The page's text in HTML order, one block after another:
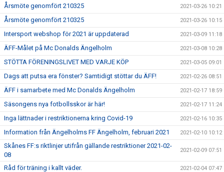
Årsmöte genomfört 210325 2021-03-26 10:21
Årsmöte genomfört 210325 2021-03-26 10:15
Intersport webshop för 2021 är uppdaterad 2021-03-09 11:18
ÄFF-Målet på Mc Donalds Ängelholm 2021-03-08 10:28
STÖTTA FÖRENINGSLIVET MED VARJE KÖP 2021-03-05 09:01
Dags att putsa era fönster? Samtidigt stöttar du ÄFF! 2021-02-26 08:51
ÄFF i samarbete med Mc Donalds Ängelholm 2021-02-17 18:59
Säsongens nya fotbollsskor är här! 2021-02-17 11:24
Inga lättnader i restriktionerna kring Covid-19 2021-02-16 10:35
Information från Ängelholms FF Ängelholm, februari 2021 2021-02-10 10:12
Skånes FF:s riktlinjer utifrån gällande restriktioner 2021-02-
08
2021-02-09 07:51
Råd för träning i kallt väder. 2021-02-04 07:47